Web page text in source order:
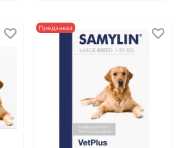
Предзаказ